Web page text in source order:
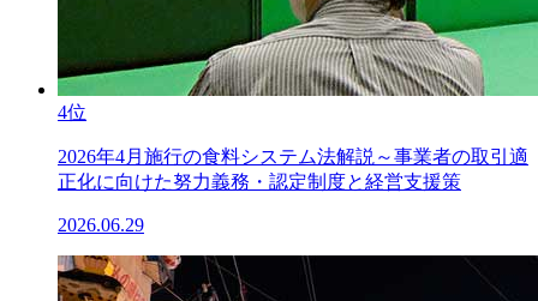
4位
2026年4月施行の食料システム法解説～事業者の取引適
正化に向けた努力義務・認定制度と経営支援策
2026.06.29